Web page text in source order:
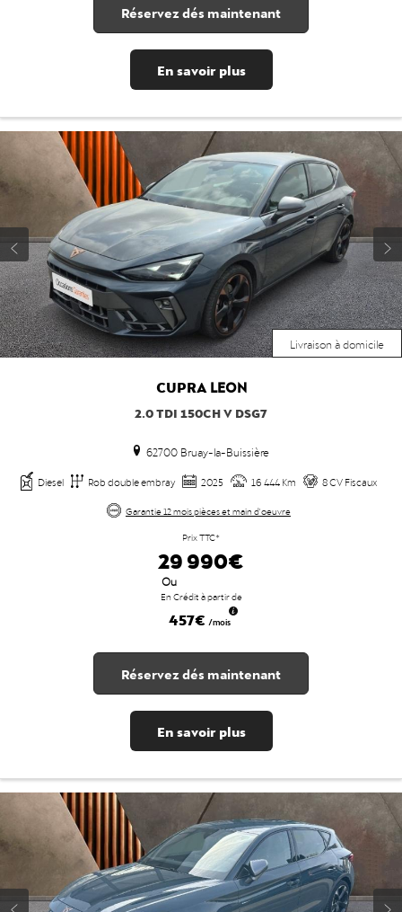
Réservez dés maintenant
En savoir plus
Livraison à domicile
CUPRA LEON
2.0 TDI 150CH V DSG7
62700 Bruay-la-Buissière
Diesel Rob double embray 2025 16 444 Km 8 CV Fiscaux
Garantie 12 mois pièces et main d'oeuvre
Prix TTC*
29 990€
Ou
En Crédit à partir de
457€ /mois
Réservez dés maintenant
En savoir plus